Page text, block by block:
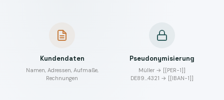
Kundendaten
Namen, Adressen, Aufmaße,
Rechnungen
Pseudonymisierung
Müller → [[PER-1]]
DE89…4321 → [[IBAN-1]]